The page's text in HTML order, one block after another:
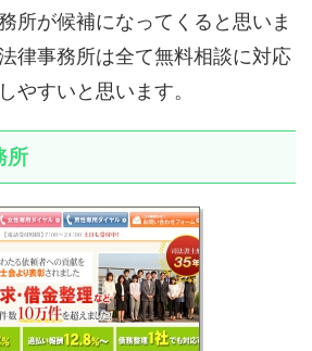
所が候補になってくると思いま
律事務所は全て無料相談に対応
やすいと思います。
所